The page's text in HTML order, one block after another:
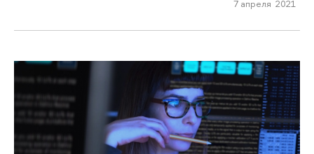
7 апреля 2021